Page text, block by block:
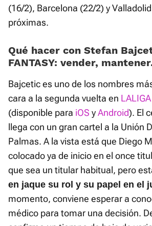
(16/2), Barcelona (22/2) y
próximas.
Qué hacer con Stefan
FANTASY: vender,
Bajcetic es uno de los nombres
cara a la segunda vuelta en
(disponible para iOS yAndroid). El
llega con un gran cartel a la Unión
Palmas. A la vista está que Diego
colocado ya de inicio en el once
que sea un titular habitual, pero
en jaque su rol y su papel en el
momento, conviene esperar a
médico para tomar una decisión.